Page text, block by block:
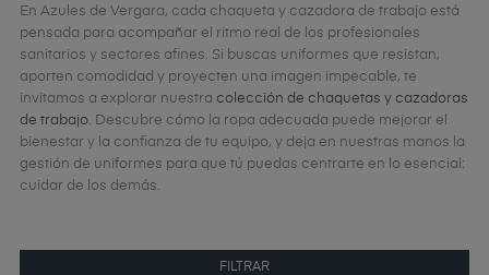
En Azules de Vergara, cada chaqueta y cazadora de trabajo está
pensada para acompañar el ritmo real de los profesionales
sanitarios y sectores afines. Si buscas uniformes que resistan,
aporten comodidad y proyecten una imagen impecable, te
invitamos a explorar nuestra colección de chaquetas y cazadoras
de trabajo. Descubre cómo la ropa adecuada puede mejorar el
bienestar y la confianza de tu equipo, y deja en nuestras manos la
gestión de uniformes para que tú puedas centrarte en lo esencial:
cuidar de los demás.
FILTRAR